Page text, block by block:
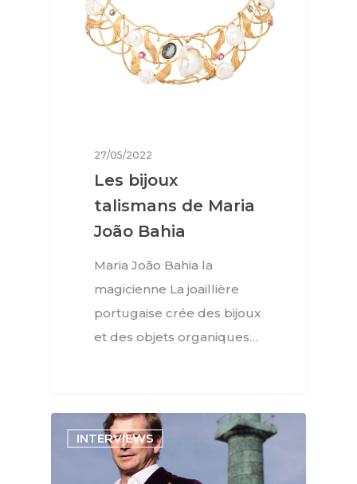
27/05/2022
Les bijoux
talismans de Maria
João Bahia
Maria João Bahia la
magicienne La joaillière
portugaise crée des bijoux
et des objets organiques…
INTERVIEWS